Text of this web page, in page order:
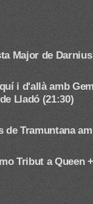
Major de Darnius
i d'allà amb
Lladó (21:30)
de Tramuntana
Tribut a Queen